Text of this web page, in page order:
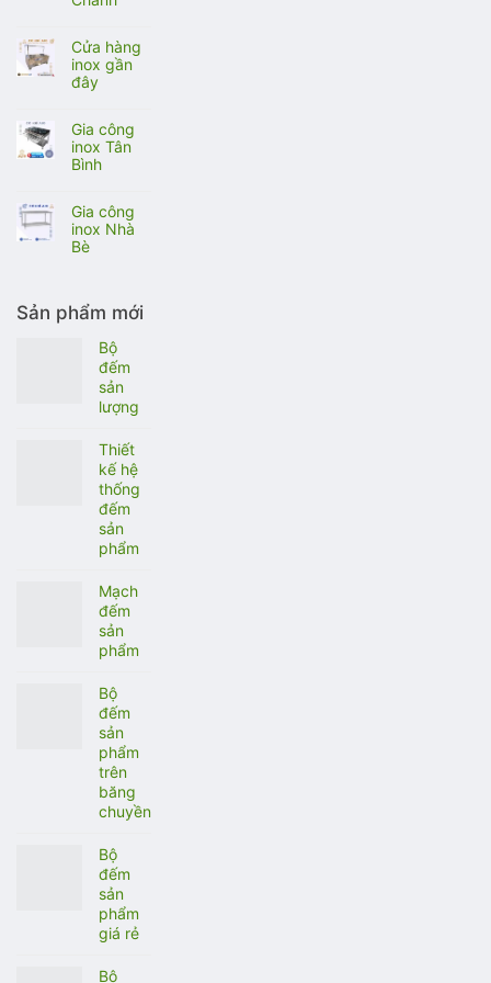
ở
công
inox
Bình
Thạnh
có
bình
luận
ở
công
inox
Bì̀nh
Cửa hàng
inox gần
đây
có
bình
luận
ở
hàng
inox
gần
Gia công
inox Tân
Bình
có
bình
luận
ở
inox
Tân
Gia công
inox Nhà
Bè
bình
luận
công
Sản phẩm mới
Bộ
đếm
sản
lượng
Thiết
kế hệ
thống
đếm
sản
phẩm
Mạch
đếm
sản
phẩm
Bộ
đếm
sản
phẩm
trên
băng
chuyền
Bộ
đếm
sản
phẩm
giá rẻ
Bộ